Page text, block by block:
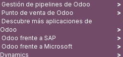
Gestión de pipelines de Odoo
Punto de venta de Odoo
Descubre más aplicaciones de
Odoo
Odoo frente a SAP
Odoo frente a Microsoft
Dynamics